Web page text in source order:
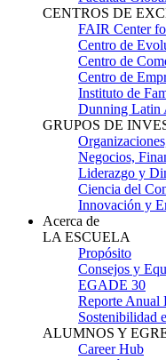
CENTROS DE
FAIR Center
Centro de
Centro de
Centro de
Instituto de
Dunning Latin
GRUPOS DE
Negocios,
Liderazgo y
Ciencia del
Innovación y
Acerca de
LA ESCUELA
Propósito
Consejos y
EGADE 30
Reporte Anual
Sostenibilidad
ALUMNOS Y
Career Hub